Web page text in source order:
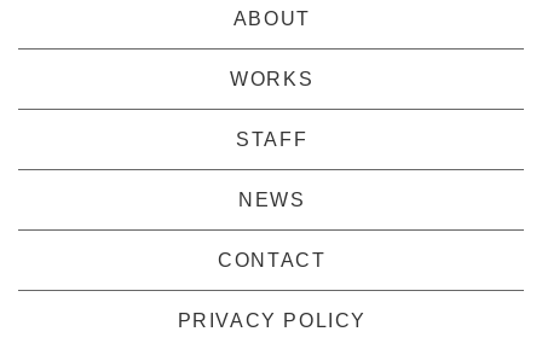
ABOUT
WORKS
STAFF
NEWS
CONTACT
PRIVACY POLICY